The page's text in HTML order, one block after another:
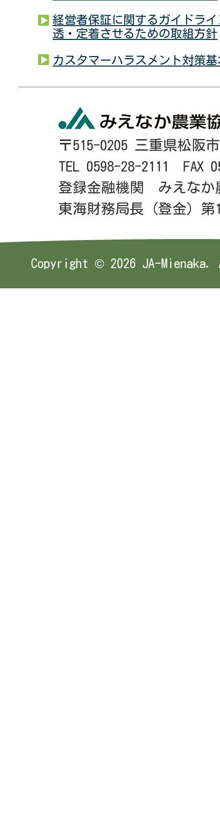
経営者保証に関するガイドラ
透・定着させるための取組方針
カスタマーハラスメント対策
〒515-0205 三重県松阪
TEL 0598-28-2111 FAX
登録金融機関 みえなか
東海財務局長（登金）第
Copyright © 2026 JA-